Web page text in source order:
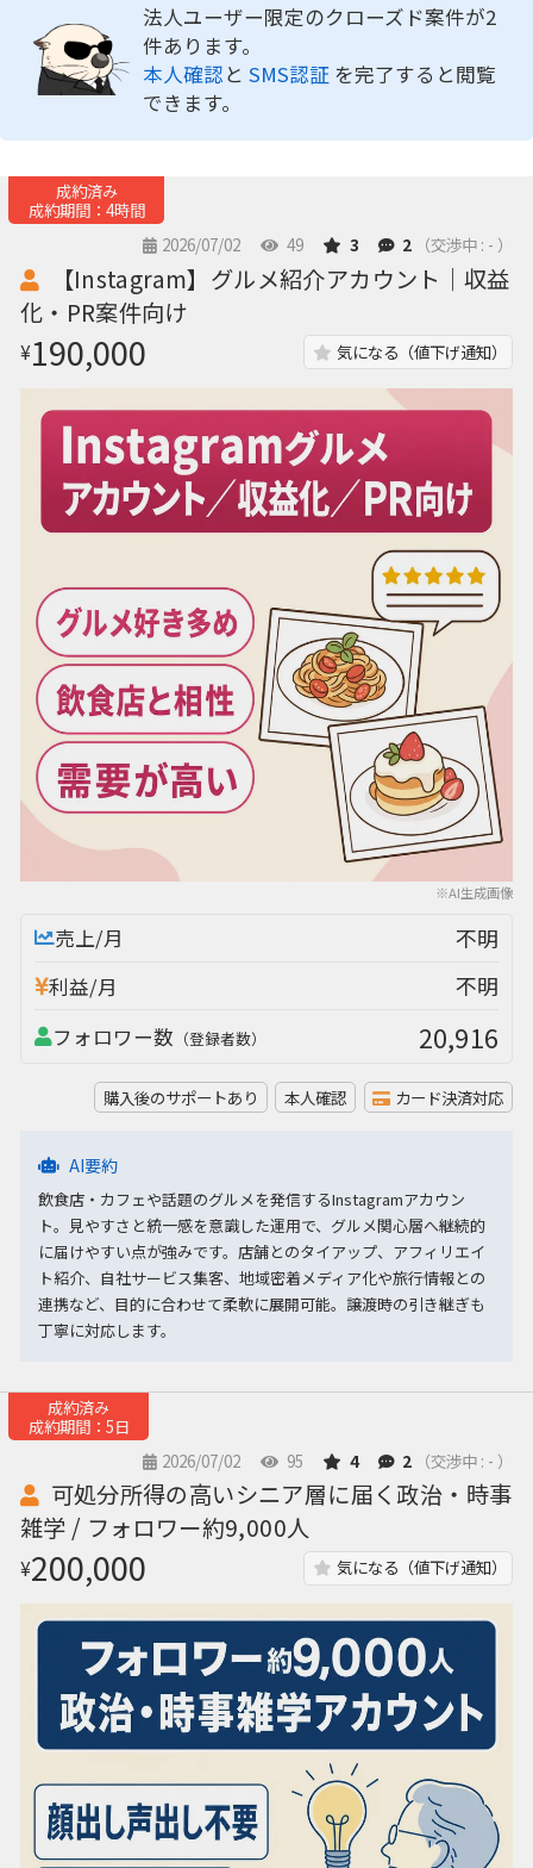
法人ユーザー限定のクローズド案件が2
件あります。
本人確認と SMS認証 を完了すると閲覧
できます。
成約済み
成約期間：4時間
2026/07/02
49 3 2 （交渉中 : - ）
※AI生成画像
【Instagram】グルメ紹介アカウント｜収益
化・PR案件向け
¥190,000 気になる（値下げ通知）
売上/月 不明
利益/月 不明
フォロワー数 （登録者数） 20,916
購入後のサポートあり 本人確認 カード決済対応
AI要約
飲食店・カフェや話題のグルメを発信するInstagramアカウン
ト。見やすさと統一感を意識した運用で、グルメ関心層へ継続的
に届けやすい点が強みです。店舗とのタイアップ、アフィリエイ
ト紹介、自社サービス集客、地域密着メディア化や旅行情報との
連携など、目的に合わせて柔軟に展開可能。譲渡時の引き継ぎも
丁寧に対応します。
成約済み
成約期間：5日
2026/07/02
95 4 2 （交渉中 : - ）
可処分所得の高いシニア層に届く政治・時事
雑学 / フォロワー約9,000人
¥200,000 気になる（値下げ通知）